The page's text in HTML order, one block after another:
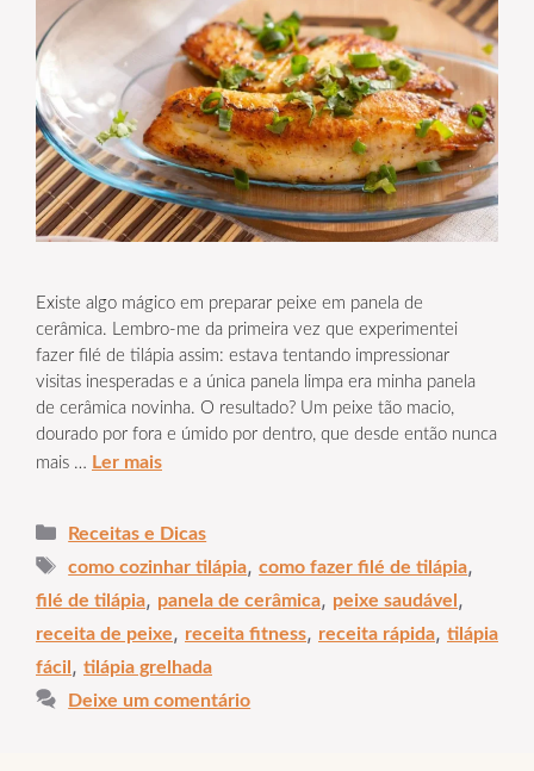
Existe algo mágico em preparar peixe em panela de
cerâmica. Lembro-me da primeira vez que experimentei
fazer filé de tilápia assim: estava tentando impressionar
visitas inesperadas e a única panela limpa era minha panela
de cerâmica novinha. O resultado? Um peixe tão macio,
dourado por fora e úmido por dentro, que desde então nunca
mais … Ler mais
Categorias
Receitas e Dicas
Tags
como cozinhar tilápia,como fazer filé de tilápia,
filé de tilápia, panela de cerâmica, peixe saudável,
receita de peixe, receita fitness, receita rápida, tilápia
fácil, tilápia grelhada
Deixe um comentário